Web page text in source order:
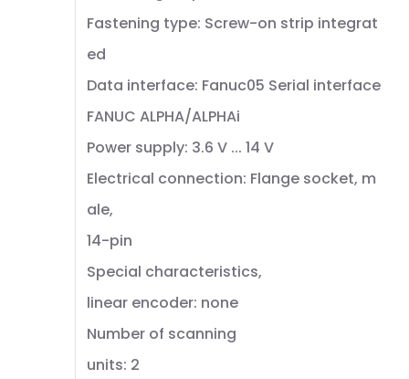
Fastening type: Screw-on strip integrat
ed
Data interface: Fanuc05 Serial interface
FANUC ALPHA/ALPHAi
Power supply: 3.6 V ... 14 V
Electrical connection: Flange socket, m
ale,
14-pin
Special characteristics,
linear encoder: none
Number of scanning
units: 2